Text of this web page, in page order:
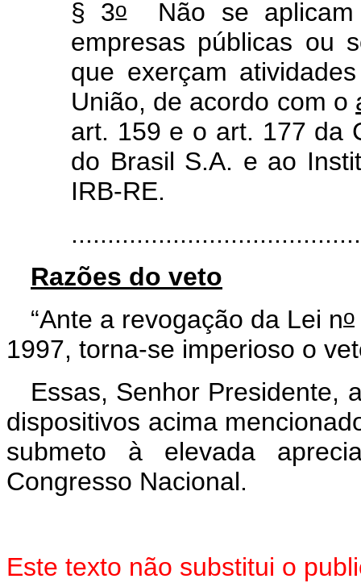
§ 3oNão se aplicam
empresas públicas ou
que exerçam
União, de acordo com o
art. 159 e o art. 177 da
do Brasil S.A. e ao
IRB-RE.
Razões do veto
“Ante a revogação da Lei no
1997, torna-se imperioso o
Essas, Senhor Presidente,
dispositivos acima
submeto à elevada
Congresso Nacional.
Este texto não substitui o